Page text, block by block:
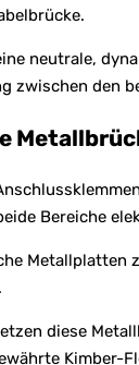
neutrale,
zwischen den
Bereiche
diese
Kimber-